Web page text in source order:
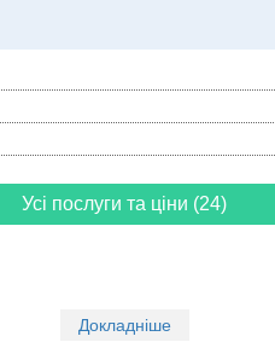
Усі послуги та ціни (24)
Докладніше